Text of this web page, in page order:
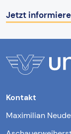
Jetzt
Kontakt
Maximilian